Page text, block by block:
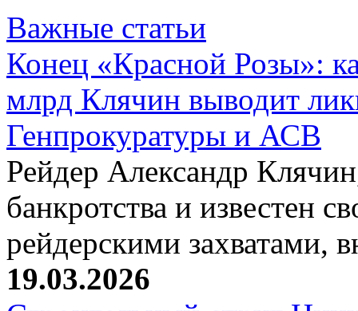
Важные статьи
Конец «Красной Розы»:
млрд Клячин выводит
Генпрокуратуры и АСВ
Рейдер Александр
банкротства и известен
рейдерскими захватами,
19.03.2026